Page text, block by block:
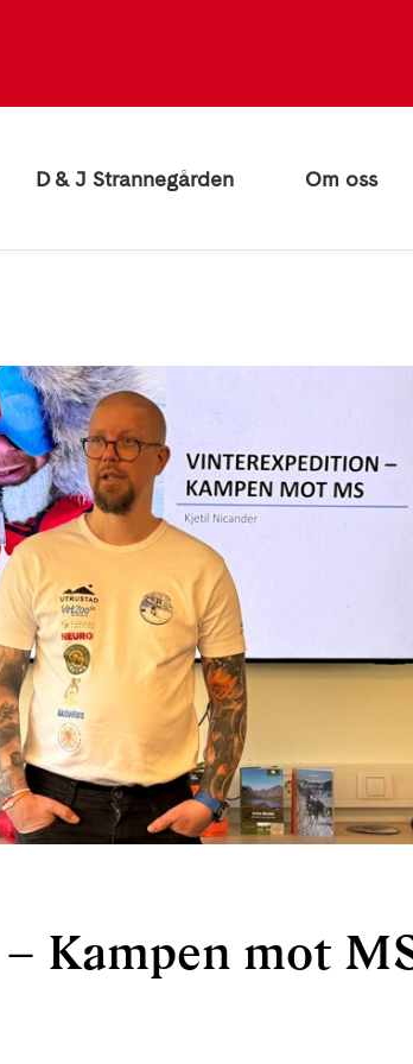
D & J Strannegården Om oss
Kampen mot